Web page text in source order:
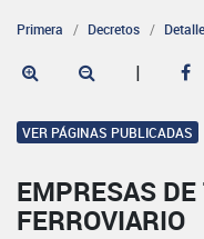
Primera Decretos Detalle
|
VER PÁGINAS PUBLICADAS
EMPRESAS
FERROVIARIO